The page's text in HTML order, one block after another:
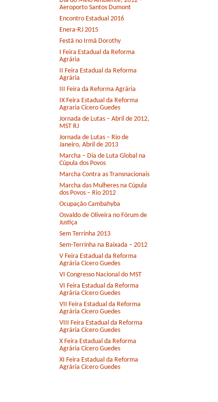
Aeroporto Santos Dumont
Encontro Estadual 2016
Enera-RJ 2015
Festã no Irmã Dorothy
I Feira Estadual da Reforma
Agrária
II Feira Estadual da Reforma
Agrária
III Feira da Reforma Agrária
IX Feira Estadual da Reforma
Agraria Cícero Guedes
Jornada de Lutas – Abril de 2012,
MST RJ
Jornada de Lutas – Rio de
Janeiro, Abril de 2013
Marcha – Dia de Luta Global na
Cúpula dos Povos
Marcha Contra as Transnacionais
Marcha das Mulheres na Cúpula
dos Povos – Rio 2012
Ocupação Cambahyba
Osvaldo de Oliveira no Fórum de
Justiça
Sem Terrinha 2013
Sem-Terrinha na Baixada – 2012
V Feira Estadual da Reforma
Agrária Cícero Guedes
VI Congresso Nacional do MST
VI Feira Estadual da Reforma
Agrária Cícero Guedes
VII Feira Estadual da Reforma
Agrária Cícero Guedes
VIII Feira Estadual da Reforma
Agrária Cícero Guedes
X Feira Estadual da Reforma
Agrária Cícero Guedes
XI Feira Estadual da Reforma
Agrária Cícero Guedes